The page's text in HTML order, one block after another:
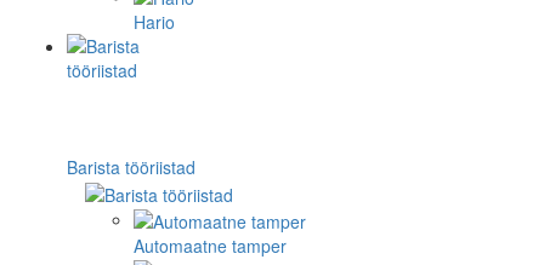
Hario
Barista tööriistad
Automaatne tamper